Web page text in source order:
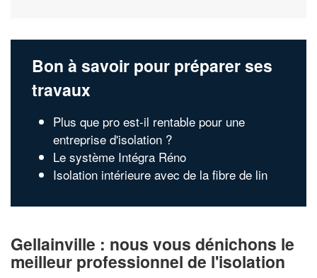
Bon à savoir pour préparer ses
travaux
Plus que pro est-il rentable pour une
entreprise d'isolation ?
Le système Intégra Réno
Isolation intérieure avec de la fibre de lin
Gellainville : nous vous dénichons le
meilleur professionnel de l'isolation